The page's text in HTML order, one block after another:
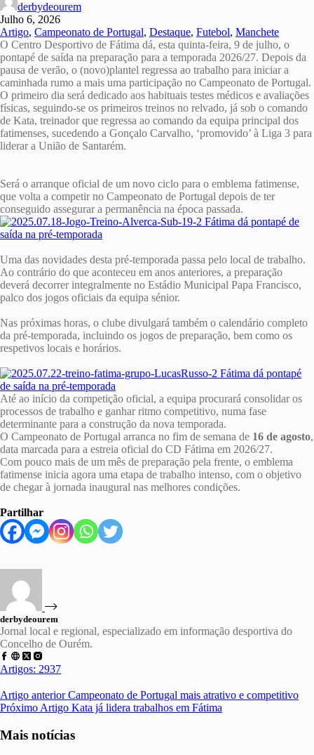
derbydeourem
Julho 6, 2026
Artigo, Campeonato de Portugal, Destaque, Futebol, Manchete
O Centro Desportivo de Fátima dá, esta quinta-feira, 9 de julho, o
pontapé de saída na preparação para a temporada 2026/27. Depois da
pausa de verão, o (novo)plantel regressa ao trabalho para iniciar a
caminhada rumo a mais uma participação no Campeonato de Portugal.
O primeiro dia será dedicado aos habituais testes médicos e avaliações
físicas, seguindo-se os primeiros treinos no relvado, já sob o comando
de Kata, treinador que regressa ao comando da equipa principal dos
fatimenses, sucedendo a Gonçalo Carvalho, ‘promovido’ à Liga 3 para
liderar a União de Santarém.
Será o arranque oficial de um novo ciclo para o emblema fatimense,
que volta a competir no Campeonato de Portugal depois de ter
conseguido assegurar a permanência na época passada.
Uma das novidades desta pré-temporada passa pelo local de trabalho.
Ao contrário do que aconteceu em anos anteriores, a preparação
deverá decorrer integralmente no Estádio Municipal Papa Francisco,
palco dos jogos oficiais da equipa sénior.
Nas próximas horas, o clube divulgará também o calendário completo
da pré-temporada, incluindo os jogos de preparação, bem como os
respetivos locais e horários.
Até ao início da competição oficial, a equipa procurará consolidar os
processos de trabalho e ganhar ritmo competitivo, numa fase
determinante para a construção da nova temporada.
O Campeonato de Portugal arranca no fim de semana de 16 de agosto,
data marcada para a estreia oficial do CD Fátima em 2026/27.
Com pouco mais de um mês de preparação pela frente, o emblema
fatimense inicia agora uma etapa de trabalho intenso, com o objetivo
de chegar à jornada inaugural nas melhores condições.
Partilhar
derbydeourem
Jornal local e regional, especializado em informação desportiva do
Concelho de Ourém.
Artigos: 2937
Artigo anteriorCampeonato de Portugal mais atrativo e competitivo
Próximo Artigo Kata já lidera trabalhos em Fátima
Mais notícias